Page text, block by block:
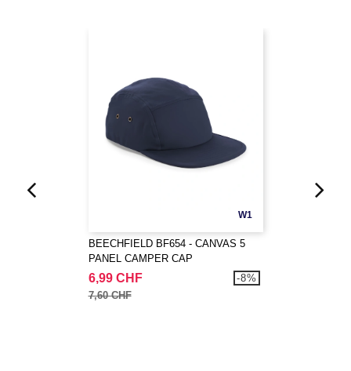
W1
BEECHFIELD BF654 - CANVAS 5
PANEL CAMPER CAP
6,99 CHF
7,60 CHF
-8%